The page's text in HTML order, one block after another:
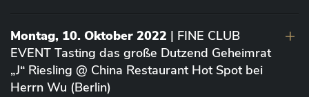
Montag, 10. Oktober 2022 | FINE CLUB
EVENT Tasting das große Dutzend Geheimrat
„J“ Riesling @ China Restaurant Hot Spot bei
Herrn Wu (Berlin)